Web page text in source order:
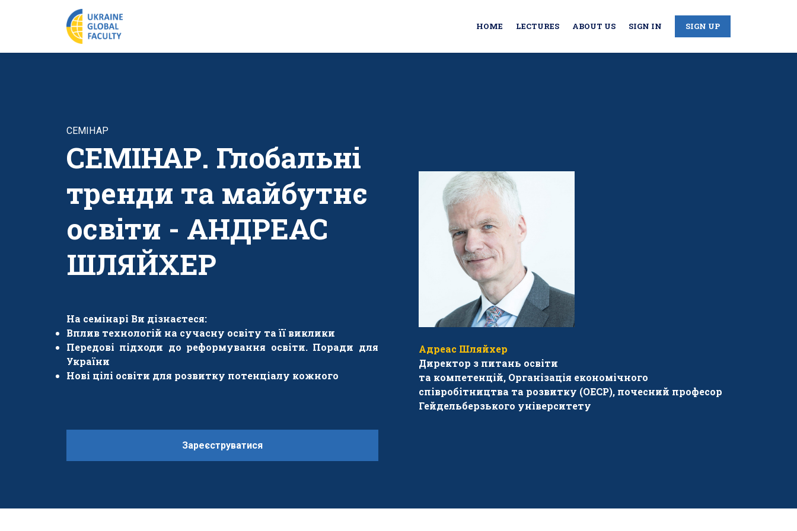
HOME LECTURES ABOUT US SIGN IN SIGN UP
СЕМІНАР
СЕМІНАР. Глобальні
тренди та майбутнє
освіти - АНДРЕАС
ШЛЯЙХЕР
На семінарі Ви дізнаєтеся:
Вплив технологій на сучасну освіту та її виклики
Передові підходи до реформування освіти. Поради для
України
Нові цілі освіти для розвитку потенціалу кожного
Зареєструватися
Адреас Шляйхер
Директор з питань освіти
та компетенцій, Організація економічного
співробітництва та розвитку (ОЕСР), почесний професор
Гейдельберзького університету